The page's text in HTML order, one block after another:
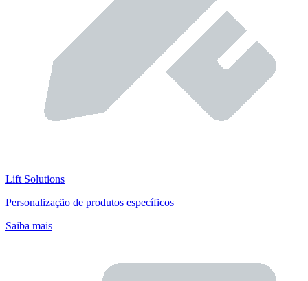
Lift Solutions
Personalização de produtos específicos
Saiba mais